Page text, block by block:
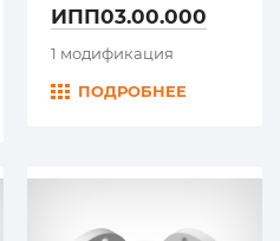
ИПП03.00.000
1 модификация
ПОДРОБНЕЕ